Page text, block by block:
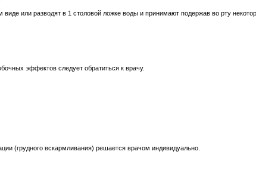
или разводят в 1 столовой ложке воды и принимают подержав во рту
эффектов следует обратиться к врачу.
(грудного вскармливания) решается врачом индивидуально.